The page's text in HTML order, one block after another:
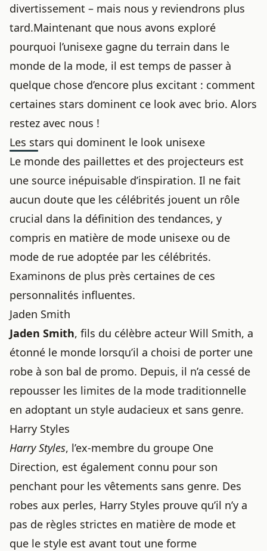
divertissement – mais nous y reviendrons plus
tard.Maintenant que nous avons exploré
pourquoi l’unisexe gagne du terrain dans le
monde de la mode, il est temps de passer à
quelque chose d’encore plus excitant : comment
certaines stars dominent ce look avec brio. Alors
restez avec nous !
Les stars qui dominent le look unisexe
Le monde des paillettes et des projecteurs est
une source inépuisable d’inspiration. Il ne fait
aucun doute que les célébrités jouent un rôle
crucial dans la définition des tendances, y
compris en matière de mode unisexe ou de
mode de rue adoptée par les célébrités.
Examinons de plus près certaines de ces
personnalités influentes.
Jaden Smith
Jaden Smith, fils du célèbre acteur Will Smith, a
étonné le monde lorsqu’il a choisi de porter une
robe à son bal de promo. Depuis, il n’a cessé de
repousser les limites de la mode traditionnelle
en adoptant un style audacieux et sans genre.
Harry Styles
Harry Styles, l’ex-membre du groupe One
Direction, est également connu pour son
penchant pour les vêtements sans genre. Des
robes aux perles, Harry Styles prouve qu’il n’y a
pas de règles strictes en matière de mode et
que le style est avant tout une forme